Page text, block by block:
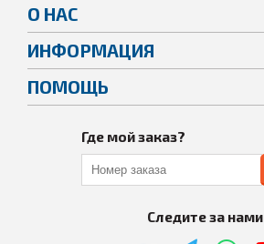
О НАС
ИНФОРМАЦИЯ
ПОМОЩЬ
Где мой заказ?
Следите за нами